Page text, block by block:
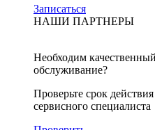
Записаться
НАШИ ПАРТНЕРЫ
Необходим
обслуживание?
Проверьте срок
сервисного специалиста